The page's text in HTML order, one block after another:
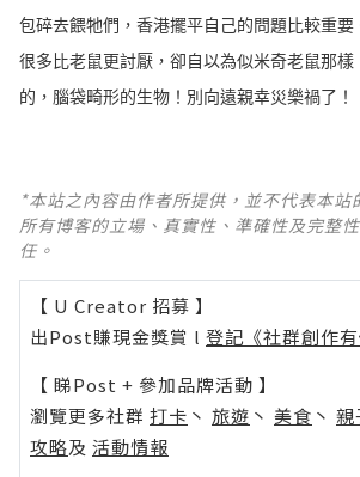
包碎去餵牠們，香港擺平自己的問題比較重
很多比老鼠更討厭，卻自以為似米奇老鼠那樣
的，腦袋畸形的生物！別向遠親幸災樂禍了！
*本站之內容由作者所提供，並不代表本站
所有博客的立場、真實性、準確性及完整
任。
【 U Creator 招募 】
出Post賺現金獎賞 l 登記《社群創作有
【 睇Post + 參加品牌活動 】
瀏覽更多社群 打卡 丶 旅遊 丶 美食 丶 親
攻略及 活動情報